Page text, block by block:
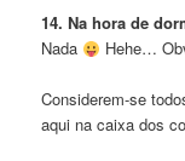
14. Na hora de
Nada
Hehe…
Considerem-se
aqui na caixa dos